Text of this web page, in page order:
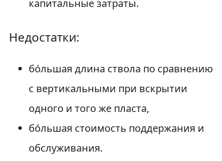
капитальные затраты.
Недостатки:
бо́льшая длина ствола по сравнению
с вертикальными при вскрытии
одного и того же пласта,
бо́льшая стоимость поддержания и
обслуживания.